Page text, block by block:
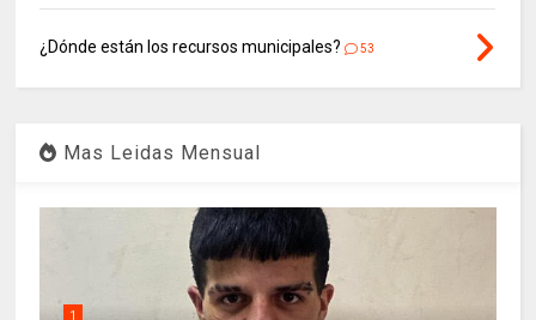
¿Dónde están los recursos municipales? 53
Mas Leidas Mensual
1